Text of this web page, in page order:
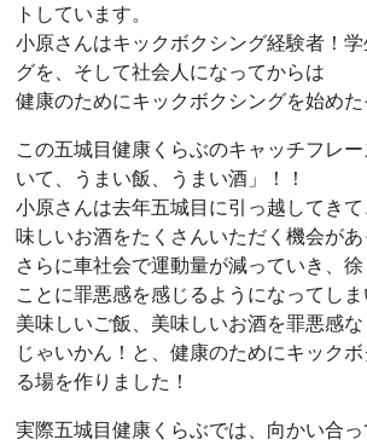
トしています。
小原さんはキックボクシング経験者！
グを、そして社会人になってからは
健康のためにキックボクシングを始めた
この五城目健康くらぶのキャッチフレ
いて、うまい飯、うまい酒」！！
小原さんは去年五城目に引っ越してき
味しいお酒をたくさんいただく機会があ
さらに車社会で運動量が減っていき、
ことに罪悪感を感じるようになってしま
美味しいご飯、美味しいお酒を罪悪感
じゃいかん！と、健康のためにキック
る場を作りました！
実際五城目健康くらぶでは、向かい合